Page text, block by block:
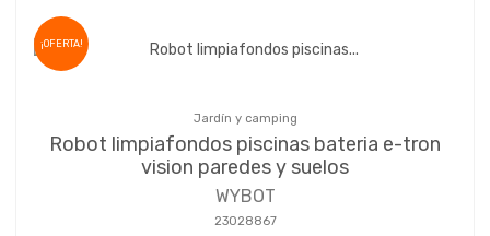
¡OFERTA!
Jardín y camping
Robot limpiafondos piscinas bateria e-tron
vision paredes y suelos
WYBOT
23028867